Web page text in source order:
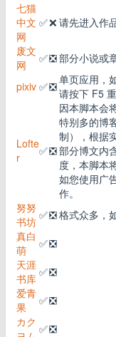
七猫
中文
网
✅❌ 请先进入作
废文
网
✅❎部分小说或
pixiv ✅❎单页应用，
请按下 F5
Lofte
r
✅❎
因本脚本会
特别多的博
制），根据
部分博文内
度，本脚本
如您使用广
作。
努努
书坊 ✅❎格式众多，
真白
萌
✅❎
天涯
书库 ✅❎
爱青
果
✅❎
カク ✅❎